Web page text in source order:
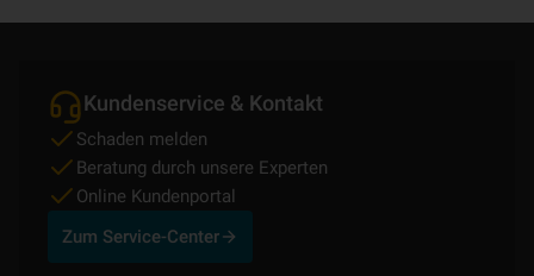
Kundenservice & Kontakt
Schaden melden
Beratung durch unsere Experten
Online Kundenportal
Zum Service-Center